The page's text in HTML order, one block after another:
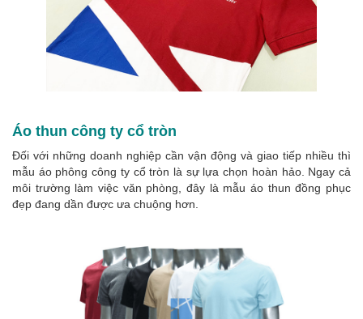
Áo thun công ty cổ tròn
Đối với những doanh nghiệp cần vận động và giao tiếp nhiều thì
mẫu áo phông công ty cổ tròn là sự lựa chọn hoàn hảo. Ngay cả
môi trường làm việc văn phòng, đây là mẫu áo thun đồng phục
đẹp đang dần được ưa chuộng hơn.